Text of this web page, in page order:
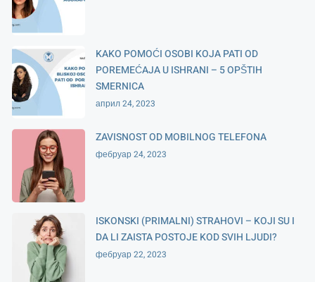
KAKO POMOĆI OSOBI KOJA PATI OD
POREMEĆAJA U ISHRANI – 5 OPŠTIH
SMERNICA
април 24, 2023
ZAVISNOST OD MOBILNOG TELEFONA
фебруар 24, 2023
ISKONSKI (PRIMALNI) STRAHOVI – KOJI SU I
DA LI ZAISTA POSTOJE KOD SVIH LJUDI?
фебруар 22, 2023